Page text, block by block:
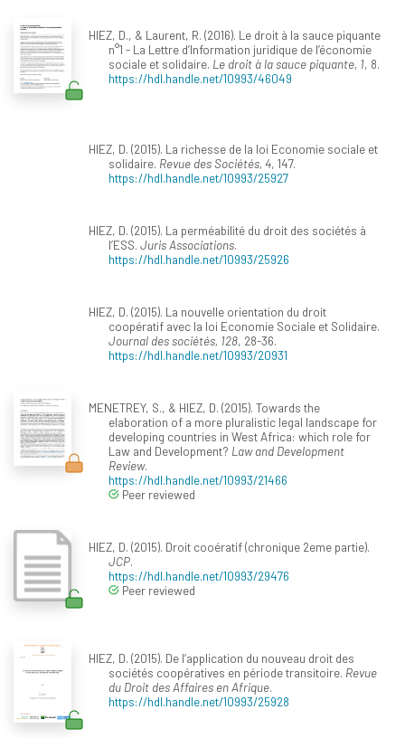
HIEZ, D., & Laurent, R. (2016). Le droit à la sauce piquante
n°1 - La Lettre d’Information juridique de l’économie
sociale et solidaire. Le droit à la sauce piquante, 1, 8.
https://hdl.handle.net/10993/46049
HIEZ, D. (2015). La richesse de la loi Economie sociale et
solidaire. Revue des Sociétés, 4, 147.
https://hdl.handle.net/10993/25927
HIEZ, D. (2015). La perméabilité du droit des sociétés à
l’ESS. Juris Associations.
https://hdl.handle.net/10993/25926
HIEZ, D. (2015). La nouvelle orientation du droit
coopératif avec la loi Economie Sociale et Solidaire.
Journal des sociétés, 128, 28-36.
https://hdl.handle.net/10993/20931
MENETREY, S., & HIEZ, D. (2015). Towards the
elaboration of a more pluralistic legal landscape for
developing countries in West Africa: which role for
Law and Development? Law and Development
Review.
https://hdl.handle.net/10993/21466
Peer reviewed
HIEZ, D. (2015). Droit cooératif (chronique 2eme partie).
JCP.
https://hdl.handle.net/10993/29476
Peer reviewed
HIEZ, D. (2015). De l’application du nouveau droit des
sociétés coopératives en période transitoire. Revue
du Droit des Affaires en Afrique.
https://hdl.handle.net/10993/25928